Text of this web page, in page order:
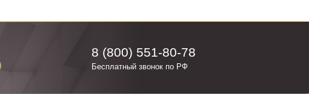
8 (800) 551-80-78
Бесплатный звонок по РФ